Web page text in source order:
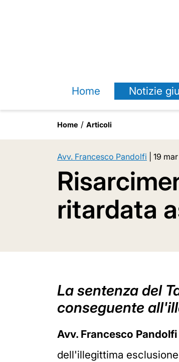
Home Notizie
Home Articoli
Avv. Francesco Pandolfi 19
ritardata
La sentenza del
conseguente
Avv. Francesco
dell'illegittima